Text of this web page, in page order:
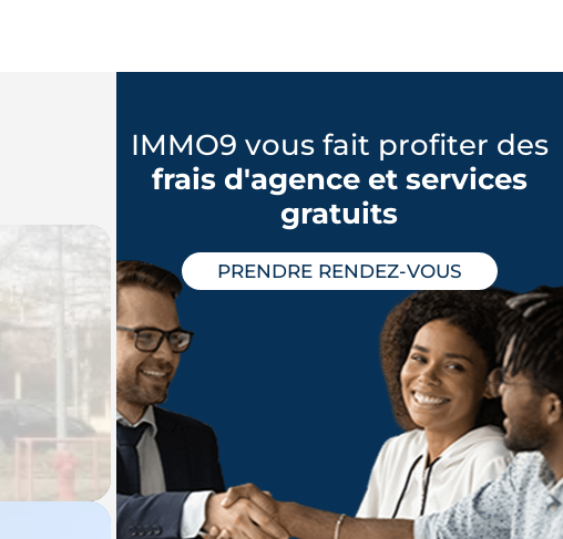
IMMO9 vous fait profiter des
frais d'agence et services
gratuits
PRENDRE RENDEZ-VOUS